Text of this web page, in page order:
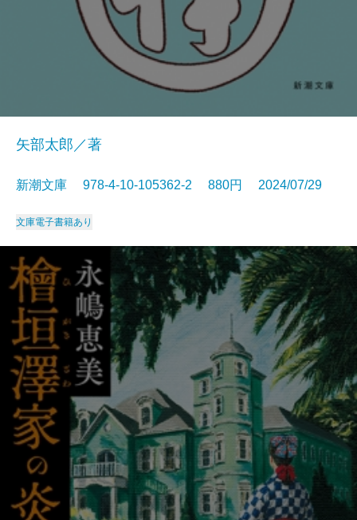
矢部太郎／著
新潮文庫 978-4-10-105362-2 880円 2024/07/29
文庫電子書籍あり